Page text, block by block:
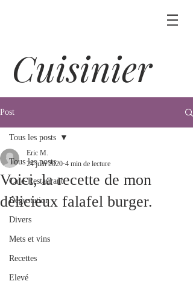
Cuisinier
Post
Tous les posts
Café-Restaurant
Dégustation
Divers
Mets et vins
Recettes
Elevé
Tous les posts
Voici, la recette de mon
délicieux falafel burger.
Eric M.
24 juin 2020 4 min de lecture